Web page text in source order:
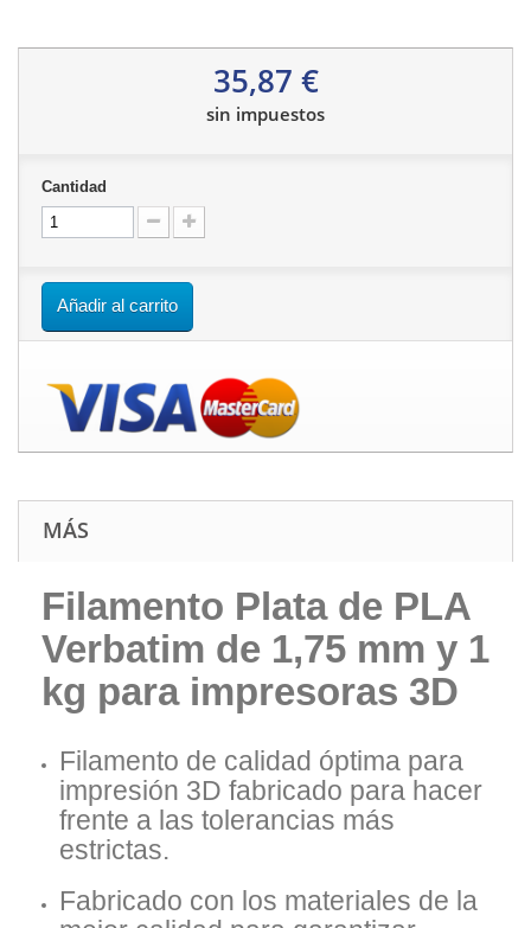
35,87 €
sin impuestos
Cantidad
Añadir al carrito
MÁS
Filamento Plata de PLA
Verbatim de 1,75 mm y 1
kg para impresoras 3D
Filamento de calidad óptima para
impresión 3D fabricado para hacer
frente a las tolerancias más
estrictas.
Fabricado con los materiales de la